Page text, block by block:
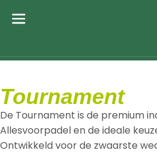
Padelbaan
tournament
Tournament
De Tournament is de premium
Allesvoorpadel en de ideale
Ontwikkeld voor de zwaarste